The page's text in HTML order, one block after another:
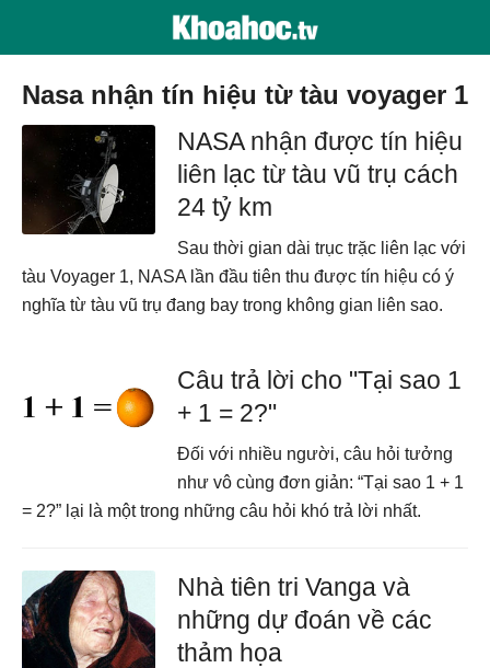
nasa nhận tín hiệu từ tàu voyager 1
NASA nhận được tín hiệu
liên lạc từ tàu vũ trụ cách
24 tỷ km
Sau thời gian dài trục trặc liên lạc với
tàu Voyager 1, NASA lần đầu tiên thu được tín hiệu có ý
nghĩa từ tàu vũ trụ đang bay trong không gian liên sao.
Câu trả lời cho "Tại sao 1
+ 1 = 2?"
Đối với nhiều người, câu hỏi tưởng
như vô cùng đơn giản: “Tại sao 1 + 1
= 2?” lại là một trong những câu hỏi khó trả lời nhất.
Nhà tiên tri Vanga và
những dự đoán về các
thảm họa